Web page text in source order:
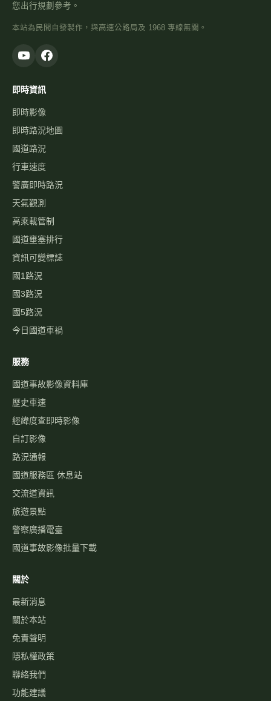
您出行規劃參考。
本站為民間自發製作，與高速公路局及 1968 專線無關。
即時資訊
即時影像
即時路況地圖
國道路況
行車速度
警廣即時路況
天氣觀測
高乘載管制
國道壅塞排行
資訊可變標誌
國1路況
國3路況
國5路況
今日國道車禍
服務
國道事故影像資料庫
歷史車速
經緯度查即時影像
自訂影像
路況通報
國道服務區 休息站
交流道資訊
旅遊景點
警察廣播電臺
國道事故影像批量下載
關於
最新消息
關於本站
免責聲明
隱私權政策
聯絡我們
功能建議